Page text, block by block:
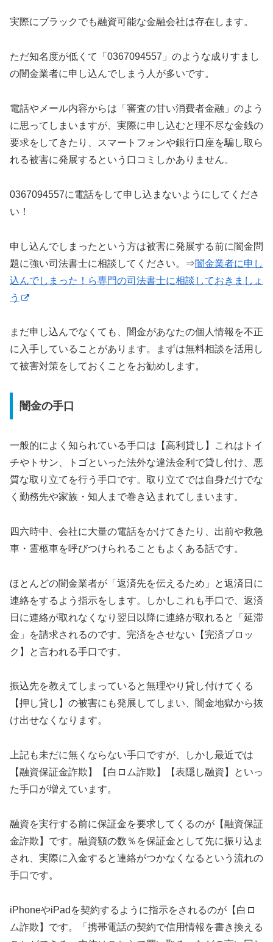
実際にブラックでも融資可能な金融会社は存在します。
ただ知名度が低くて「0367094557」のような成りすまし
の闇金業者に申し込んでしまう人が多いです。
電話やメール内容からは「審査の甘い消費者金融」のよう
に思ってしまいますが、実際に申し込むと理不尽な金銭の
要求をしてきたり、スマートフォンや銀行口座を騙し取ら
れる被害に発展するという口コミしかありません。
0367094557に電話をして申し込まないようにしてくださ
い！
申し込んでしまったという方は被害に発展する前に闇金問
題に強い司法書士に相談してください。⇒闇金業者に申し
込んでしまった！ら専門の司法書士に相談しておきましょ
う
まだ申し込んでなくても、闇金があなたの個人情報を不正
に入手していることがあります。まずは無料相談を活用し
て被害対策をしておくことをお勧めします。
闇金の手口
一般的によく知られている手口は【高利貸し】これはトイ
チやトサン、トゴといった法外な違法金利で貸し付け、悪
質な取り立てを行う手口です。取り立てでは自身だけでな
く勤務先や家族・知人まで巻き込まれてしまいます。
四六時中、会社に大量の電話をかけてきたり、出前や救急
車・霊柩車を呼びつけられることもよくある話です。
ほとんどの闇金業者が「返済先を伝えるため」と返済日に
連絡をするよう指示をします。しかしこれも手口で、返済
日に連絡が取れなくなり翌日以降に連絡が取れると「延滞
金」を請求されるのです。完済をさせない【完済ブロッ
ク】と言われる手口です。
振込先を教えてしまっていると無理やり貸し付けてくる
【押し貸し】の被害にも発展してしまい、闇金地獄から抜
け出せなくなります。
上記も未だに無くならない手口ですが、しかし最近では
【融資保証金詐欺】【白ロム詐欺】【表隠し融資】といっ
た手口が増えています。
融資を実行する前に保証金を要求してくるのが【融資保証
金詐欺】です。融資額の数％を保証金として先に振り込ま
され、実際に入金すると連絡がつかなくなるという流れの
手口です。
iPhoneやiPadを契約するように指示をされるのが【白ロ
ム詐欺】です。「携帯電話の契約で信用情報を書き換える